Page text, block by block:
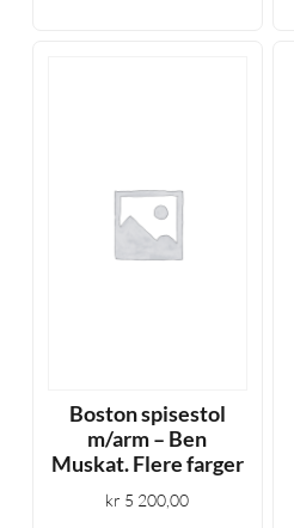
Boston spisestol
m/arm – Ben
Muskat. Flere farger
kr 5 200,00